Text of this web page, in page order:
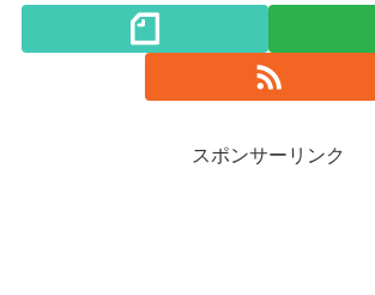
スポンサーリンク